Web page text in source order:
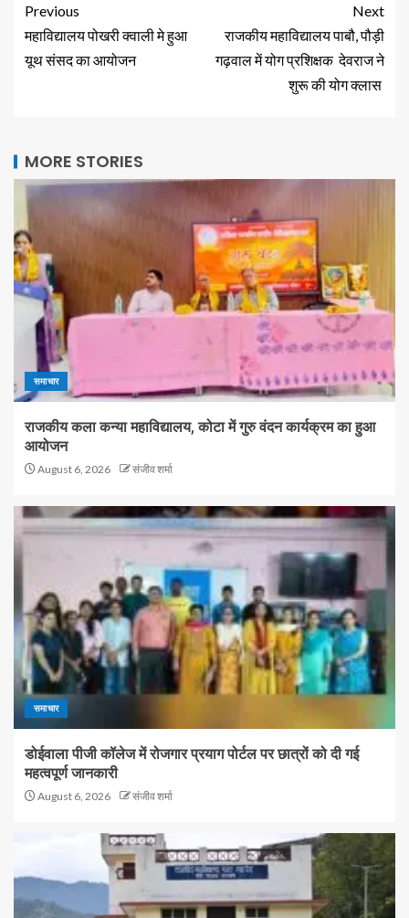
Previous
महाविद्यालय पोखरी क्वाली मे हुआ
यूथ संसद का आयोजन
Next
राजकीय महाविद्यालय पाबौ, पौड़ी
गढ़वाल में योग प्रशिक्षक देवराज ने
शुरू की योग क्लास
MORE STORIES
समाचार
राजकीय कला कन्या महाविद्यालय, कोटा में गुरु वंदन कार्यक्रम का हुआ
आयोजन
August 6, 2026 संजीव शर्मा
समाचार
डोईवाला पीजी कॉलेज में रोजगार प्रयाग पोर्टल पर छात्रों को दी गई
महत्वपूर्ण जानकारी
August 6, 2026 संजीव शर्मा